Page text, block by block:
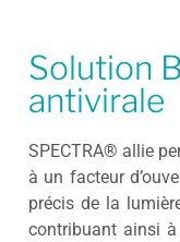
Solution
antivirale
SPECTRA® allie
à un facteur
précis de la
contribuant ainsi